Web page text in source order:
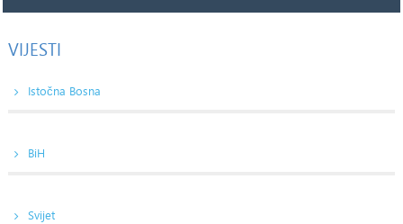
VIJESTI
Istočna Bosna
BiH
Svijet